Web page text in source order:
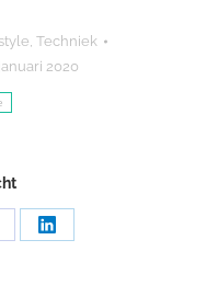
, Techniek
2020
Share